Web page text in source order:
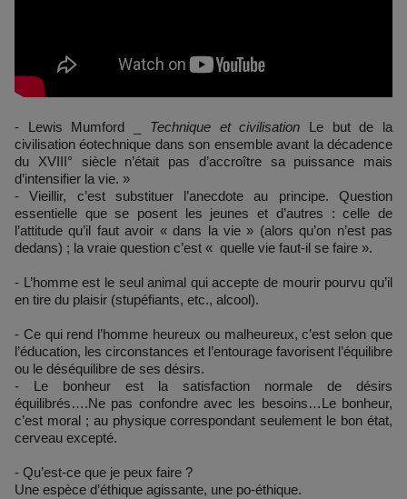
- Lewis Mumford _ Technique et civilisation Le but de la
civilisation éotechnique dans son ensemble avant la décadence
du XVIII° siècle n’était pas d’accroître sa puissance mais
d’intensifier la vie. »
- Vieillir, c’est substituer l’anecdote au principe. Question
essentielle que se posent les jeunes et d’autres : celle de
l’attitude qu’il faut avoir « dans la vie » (alors qu’on n’est pas
dedans) ; la vraie question c’est « quelle vie faut-il se faire ».
- L’homme est le seul animal qui accepte de mourir pourvu qu’il
en tire du plaisir (stupéfiants, etc., alcool).
- Ce qui rend l’homme heureux ou malheureux, c’est selon que
l’éducation, les circonstances et l’entourage favorisent l’équilibre
ou le déséquilibre de ses désirs.
- Le bonheur est la satisfaction normale de désirs
équilibrés….Ne pas confondre avec les besoins…Le bonheur,
c’est moral ; au physique correspondant seulement le bon état,
cerveau excepté.
- Qu’est-ce que je peux faire ?
Une espèce d’éthique agissante, une po-éthique.